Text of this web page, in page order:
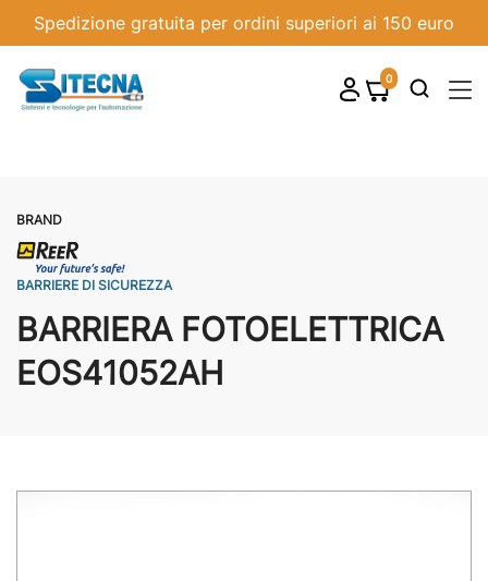
Spedizione gratuita per ordini superiori ai 150 euro
 shopping_cart0
BARRIERE DI SICUREZZA
BARRIERA FOTOELETTRICA
EOS41052AH
BRAND